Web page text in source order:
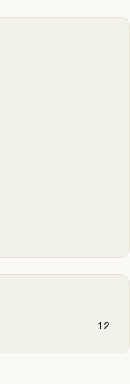
12